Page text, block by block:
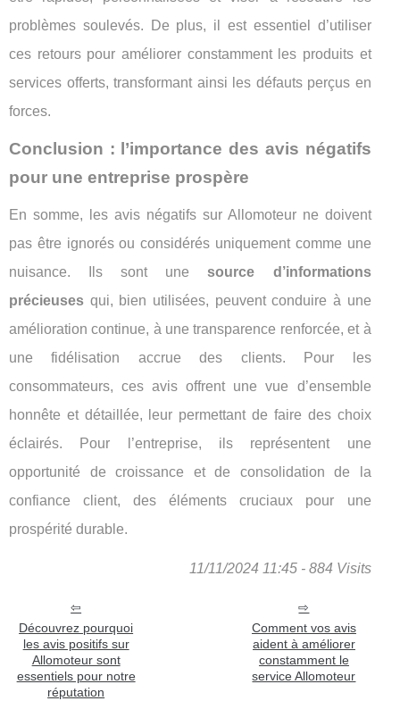
problèmes soulevés. De plus, il est essentiel d’utiliser
ces retours pour améliorer constamment les produits et
services offerts, transformant ainsi les défauts perçus en
forces.
Conclusion : l’importance des avis négatifs
pour une entreprise prospère
En somme, les avis négatifs sur Allomoteur ne doivent
pas être ignorés ou considérés uniquement comme une
nuisance. Ils sont unesource d’informations
précieuses qui, bien utilisées, peuvent conduire à une
amélioration continue, à une transparence renforcée, et à
une fidélisation accrue des clients. Pour les
consommateurs, ces avis offrent une vue d’ensemble
honnête et détaillée, leur permettant de faire des choix
éclairés. Pour l’entreprise, ils représentent une
opportunité de croissance et de consolidation de la
confiance client, des éléments cruciaux pour une
prospérité durable.
11/11/2024 11:45 - 884 Visits
Découvrez pourquoi
les avis positifs sur
Allomoteur sont
essentiels pour notre
réputation
Comment vos avis
aident à améliorer
constamment le
service Allomoteur